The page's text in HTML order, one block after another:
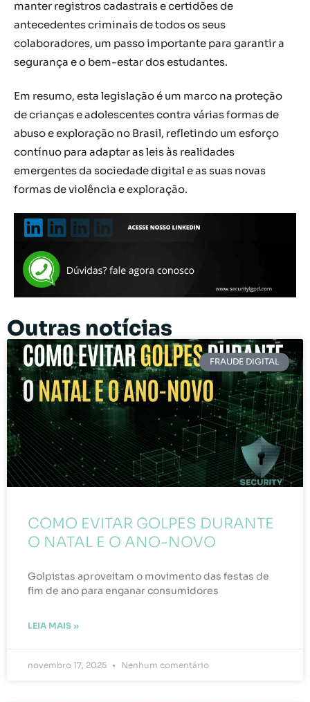
manter registros cadastrais e certidões de
antecedentes criminais de todos os seus
colaboradores, um passo importante para garantir a
segurança e o bem-estar dos estudantes.
Em resumo, esta legislação é um marco na proteção
de crianças e adolescentes contra várias formas de
abuso e exploração no Brasil, refletindo um esforço
contínuo para adaptar as leis às realidades
emergentes da sociedade digital e as suas novas
formas de violência e exploração.
Outras notícias
FRAUDE DIGITAL
COMO EVITAR GOLPES DURANTE
O NATAL E O ANO-NOVO
Golpistas aproveitam o movimento das festas de
fim de ano para enganar consumidores
LEIA MAIS »
novembro 17, 2025 Nenhum comentário